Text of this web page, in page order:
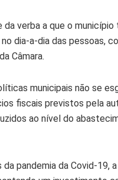
verba a que o
dia-a-dia das pessoas,
Câmara.
municipais não se
fiscais previstos pela
ao nível do
pandemia da Covid-19,